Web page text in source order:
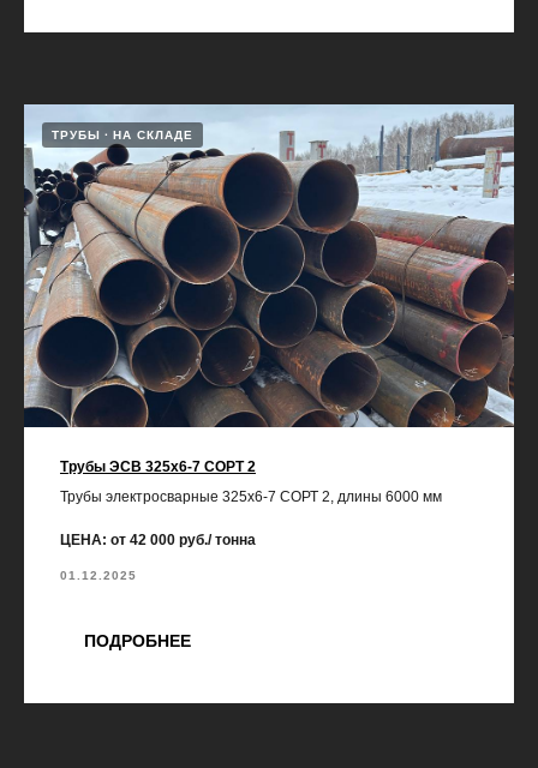
ТРУБЫ НА СКЛАДЕ
Трубы ЭСВ 325х6-7 СОРТ 2
Трубы электросварные 325х6-7 СОРТ 2, длины 6000 мм
ЦЕНА: от 42 000 руб./ тонна
01.12.2025
ПОДРОБНЕЕ